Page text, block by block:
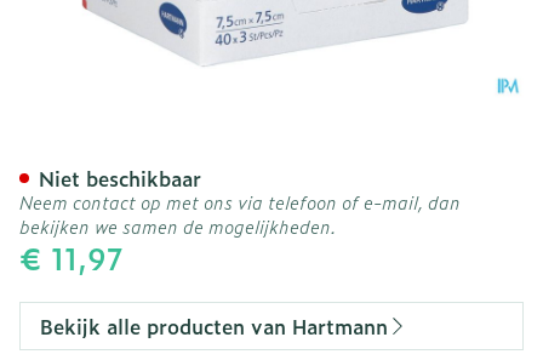
€ 11,97
Niet beschikbaar
Neem contact op met ons via telefoon of e-mail, dan
bekijken we samen de mogelijkheden.
Bekijk alle producten van Hartmann